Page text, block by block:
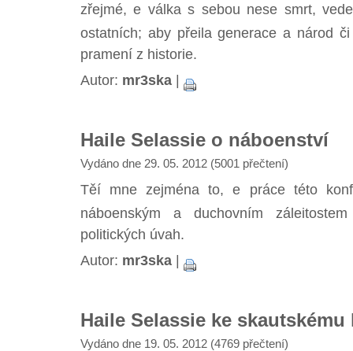
zřejmé, e válka s sebou nese smrt,
ostatních; aby přeila generace a národ
pramení z historie.
Autor: mr3ska |
Haile Selassie o náboenství
Vydáno dne 29. 05. 2012 (5001 přečtení)
Těí mne zejména to, e práce této
náboenským a duchovním
politických úvah.
Autor: mr3ska |
Haile Selassie ke
Vydáno dne 19. 05. 2012 (4769 přečtení)